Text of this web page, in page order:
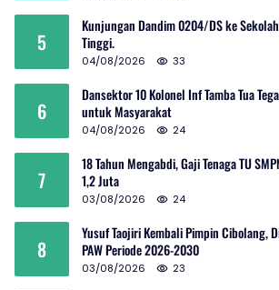
5
Kunjungan Dandim 0204/DS ke
Tinggi.
04/08/2026 33
6
Dansektor 10 Kolonel Inf Tamba Tua
untuk Masyarakat
04/08/2026 24
7
18 Tahun Mengabdi, Gaji Tenaga TU
1,2 Juta
03/08/2026 24
8
Yusuf Taojiri Kembali Pimpin Cibolang,
PAW Periode 2026-2030
03/08/2026 23